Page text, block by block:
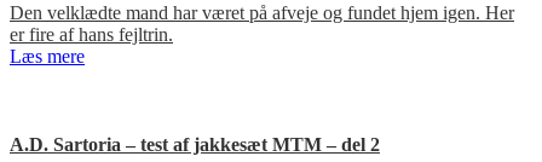
Den velklædte mand har været på afveje og fundet hjem igen. Her
er fire af hans fejltrin.
Læs mere
A.D. Sartoria – test af jakkesæt MTM – del 2